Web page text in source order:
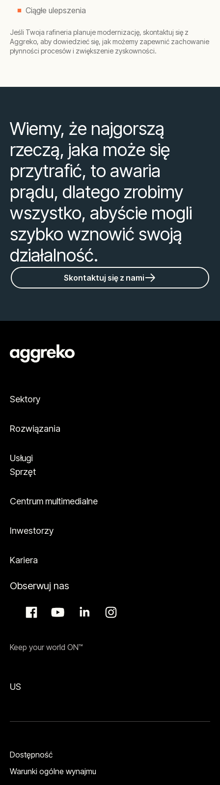
Ciągłe ulepszenia
Jeśli Twoja rafineria planuje modernizację, skontaktuj się z
Aggreko, aby dowiedzieć się, jak możemy zapewnić zachowanie
płynności procesów i zwiększenie zyskowności.
Wiemy, że najgorszą
rzeczą, jaka może się
przytrafić, to awaria
prądu, dlatego zrobimy
wszystko, abyście mogli
szybko wznowić swoją
działalność.
Skontaktuj się z nami
Sektory
Rozwiązania
Usługi
Sprzęt
Centrum multimedialne
Inwestorzy
Kariera
Obserwuj nas
Keep your world ON™
US
Dostępność
Warunki ogólne wynajmu